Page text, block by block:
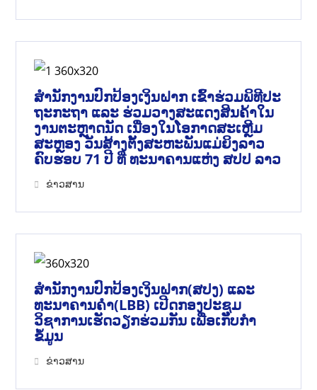
ສຳນັກງານປົກປ້ອງເງິນຝາກ ເຂົ້າຮ່ວມພິທີປະ
ຖະກະຖາ ແລະ ຮ່ວມວາງສະແດງສິນຄ້າໃນ
ງານຕະຫຼາດນັດ ເນື່ອງໃນໂອກາດສະເຫຼີມ
ສະຫຼອງ ວັນສ້າງຕັ້ງສະຫະພັນແມ່ຍິງລາວ
ຄົບຮອບ 71 ປີ ທີ່ ທະນາຄານແຫ່ງ ສປປ ລາວ
ຂ່າວສານ
ສຳນັກງານປົກປ້ອງເງິນຝາກ(ສປງ) ແລະ
ທະນາຄານຄຳ(LBB) ເປີດກອງປະຊຸມ
ວິຊາການເຮັດວຽກຮ່ວມກັນ ເພື່ອເກັບກຳ
ຂໍ້ມູນ
ຂ່າວສານ